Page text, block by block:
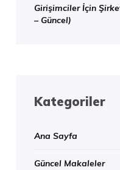
Girişimciler İçin
– Güncel)
Kategoriler
Ana Sayfa
Güncel Makaleler